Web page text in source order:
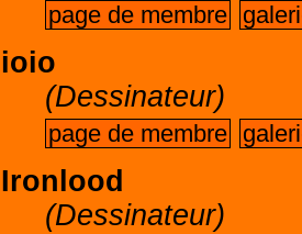
page de membre
ioio
(Dessinateur)
page de membre
Ironlood
(Dessinateur)